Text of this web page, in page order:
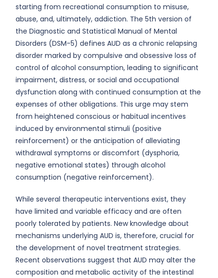
starting from recreational consumption to misuse,
abuse, and, ultimately, addiction. The 5th version of
the Diagnostic and Statistical Manual of Mental
Disorders (DSM-5) defines AUD as a chronic relapsing
disorder marked by compulsive and obsessive loss of
control of alcohol consumption, leading to significant
impairment, distress, or social and occupational
dysfunction along with continued consumption at the
expenses of other obligations. This urge may stem
from heightened conscious or habitual incentives
induced by environmental stimuli (positive
reinforcement) or the anticipation of alleviating
withdrawal symptoms or discomfort (dysphoria,
negative emotional states) through alcohol
consumption (negative reinforcement).
While several therapeutic interventions exist, they
have limited and variable efficacy and are often
poorly tolerated by patients. New knowledge about
mechanisms underlying AUD is, therefore, crucial for
the development of novel treatment strategies.
Recent observations suggest that AUD may alter the
composition and metabolic activity of the intestinal